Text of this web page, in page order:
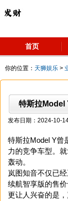
首页
你的位置： 天狮娱乐 >
特斯拉Model
发布日期：2024-10-
特斯拉Model Y曾
力的竞争车型。
轰动。
岚图知音不仅已
续航智享版的售
更让人兴奋的是